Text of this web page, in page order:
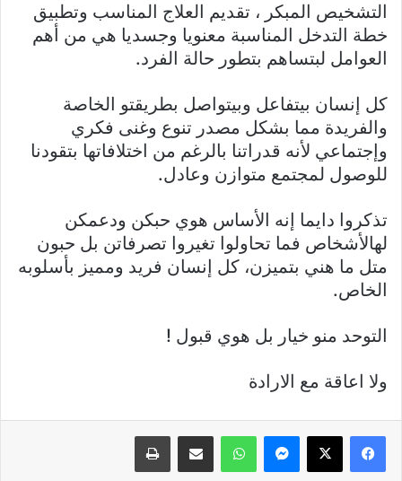
التشخيص المبكر ، تقديم العلاج المناسب وتطبيق
خطة التدخل المناسبة معنويا وجسديا هي من أهم
العوامل لبتساهم بتطور حالة الفرد.
كل إنسان بيتفاعل وبيتواصل بطريقتو الخاصة
والفريدة مما بشكل مصدر تنوع وغنى فكري
وإجتماعي لأنه قدراتنا بالرغم من اختلافاتها بتقودنا
للوصول لمجتمع متوازن وعادل.
تذكروا دايما إنه الأساس هوي حبكن ودعمكن
لهالأشخاص فما تحاولوا تغيروا تصرفاتن بل حبون
متل ما هني بتميزن، كل إنسان فريد ومميز بأسلوبه
الخاص.
التوحد منو خيار بل هوي قبول !
ولا اعاقة مع الارادة
فيسبوك X ماسنجر واتساب مشاركة عبر البريد طباعة